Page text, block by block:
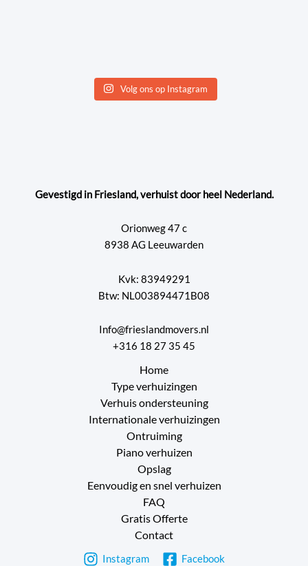
Volg ons op Instagram
Gevestigd in Friesland, verhuist door heel Nederland.
Orionweg 47 c
8938 AG Leeuwarden
Kvk: 83949291
Btw: NL003894471B08
Info@frieslandmovers.nl
+316 18 27 35 45
Home
Type verhuizingen
Verhuis ondersteuning
Internationale verhuizingen
Ontruiming
Piano verhuizen
Opslag
Eenvoudig en snel verhuizen
FAQ
Gratis Offerte
Contact
Instagram
Facebook